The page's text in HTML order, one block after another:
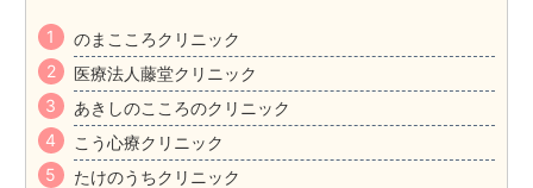
のまこころクリニック
医療法人藤堂クリニック
あきしのこころのクリニック
こう心療クリニック
たけのうちクリニック